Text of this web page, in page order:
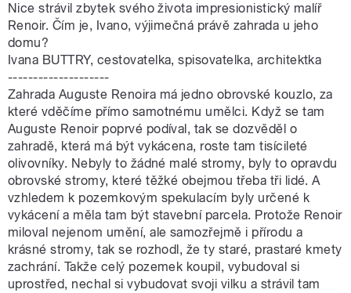
Nice strávil zbytek svého života impresionistický malíř
Renoir. Čím je, Ivano, výjimečná právě zahrada u jeho
domu?
Ivana BUTTRY, cestovatelka, spisovatelka, architektka
--------------------
Zahrada Auguste Renoira má jedno obrovské kouzlo, za
které vděčíme přímo samotnému umělci. Když se tam
Auguste Renoir poprvé podíval, tak se dozvěděl o
zahradě, která má být vykácena, roste tam tisícileté
olivovníky. Nebyly to žádné malé stromy, byly to opravdu
obrovské stromy, které těžké obejmou třeba tři lidé. A
vzhledem k pozemkovým spekulacím byly určené k
vykácení a měla tam být stavební parcela. Protože Renoir
miloval nejenom umění, ale samozřejmě i přírodu a
krásné stromy, tak se rozhodl, že ty staré, prastaré kmety
zachrání. Takže celý pozemek koupil, vybudoval si
uprostřed, nechal si vybudovat svoji vilku a strávil tam